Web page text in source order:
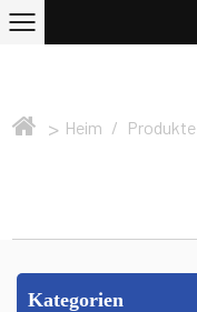
> Heim / Produkte
Kategorien